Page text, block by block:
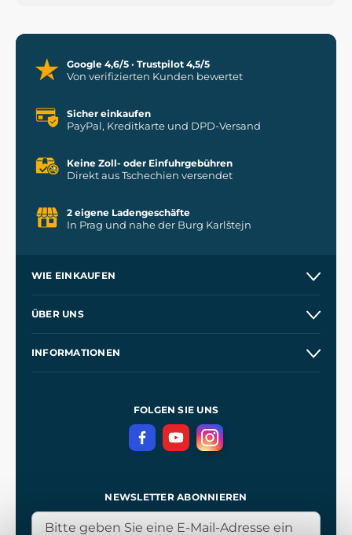
Google 4,6/5 · Trustpilot 4,5/5
Von verifizierten Kunden bewertet
Sicher einkaufen
PayPal, Kreditkarte und DPD-Versand
Keine Zoll- oder Einfuhrgebühren
Direkt aus Tschechien versendet
2 eigene Ladengeschäfte
In Prag und nahe der Burg Karlštejn
WIE EINKAUFEN
Kontakt
ÜBER UNS
INFORMATIONEN
DatenschutzerklärungFOLGEN SIE UNS
NEWSLETTER ABONNIEREN